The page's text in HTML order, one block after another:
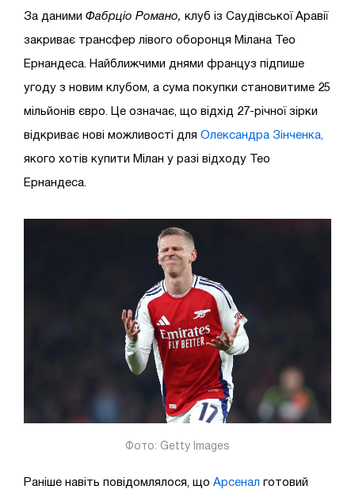
За даними Фабрціо Романо, клуб із Саудівської Аравії
закриває трансфер лівого оборонця Мілана Тео
Ернандеса. Найближчими днями француз підпише
угоду з новим клубом, а сума покупки становитиме 25
мільйонів євро. Це означає, що відхід 27-річної зірки
відкриває нові можливості для Олександра Зінченка,
якого хотів купити Мілан у разі відходу Тео
Ернандеса.
Фото: Getty Images
Раніше навіть повідомлялося, що Арсенал готовий